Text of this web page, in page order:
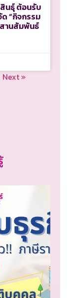
นธุ์ ต้อนรับ
“กิจกรรม
านสัมพันธ์
Next »